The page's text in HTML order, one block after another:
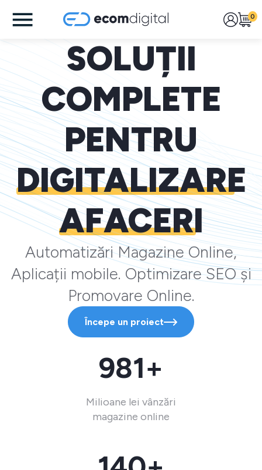
0
SOLUȚII
COMPLETE
PENTRU
DIGITALIZARE
AFACERI
Automatizări Magazine Online,
Aplicații mobile. Optimizare SEO și
Promovare Online.
Începe un proiect
981+
Milioane lei vânzări
magazine online